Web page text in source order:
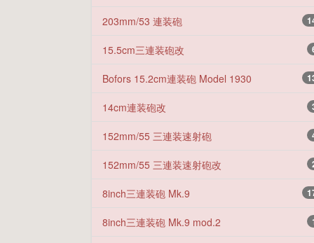
203mm/53 連装砲
15.5cm三連装砲改
Bofors 15.2cm連装砲 Model 1930
14cm連装砲改
152mm/55 三連装速射砲
152mm/55 三連装速射砲改
8inch三連装砲 Mk.9
8inch三連装砲 Mk.9 mod.2